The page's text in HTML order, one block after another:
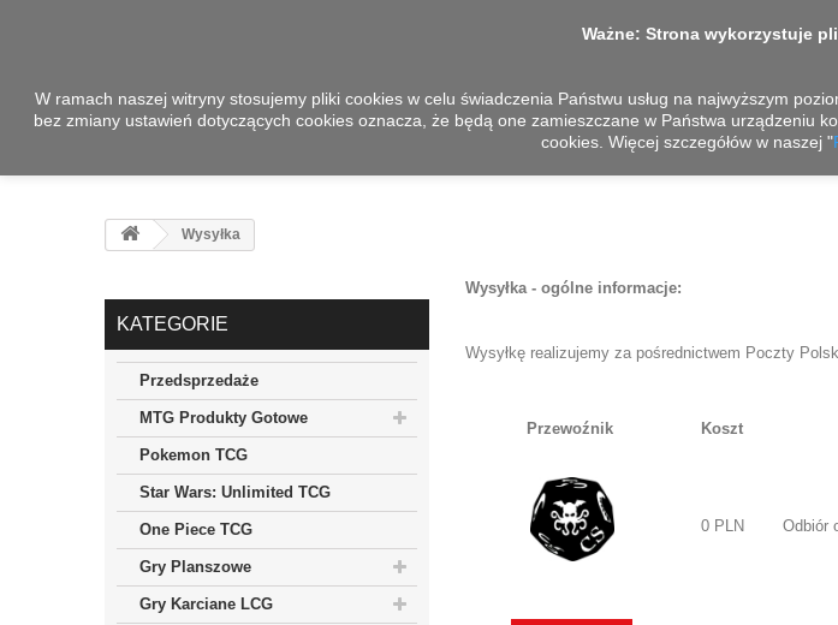
Wysyłka
KATEGORIE
Przedsprzedaże
MTG Produkty Gotowe
Pokemon TCG
Star Wars: Unlimited TCG
One Piece TCG
Gry Planszowe
Gry Karciane LCG
Wysyłka - ogólne informacje:
Wysyłkę realizujemy za pośrednictwem Poczty
Przewoźnik Koszt
0 PLN Odbiór
Ważne: Strona wykorzystuje
W ramach naszej witryny stosujemy pliki cookies w celu świadczenia Państwu usług na najwyższym
bez zmiany ustawień dotyczących cookies oznacza, że będą one zamieszczane w Państwa urządzeniu
cookies. Więcej szczegółów w naszej "